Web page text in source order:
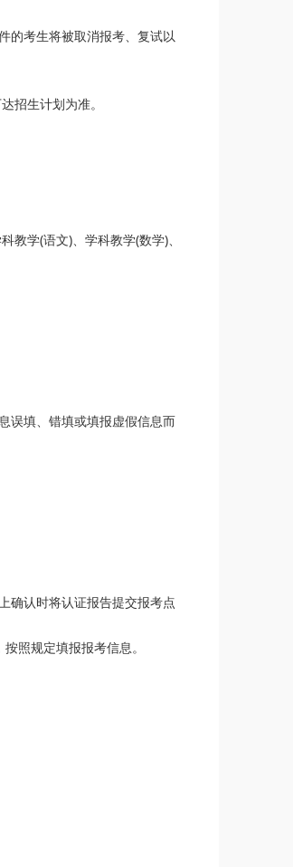
的考生将被取消报考、复试以
招生计划为准。
学(语文)、学科教学(数学)、
误填、错填或填报虚假信息而
确认时将认证报告提交报考点
照规定填报报考信息。